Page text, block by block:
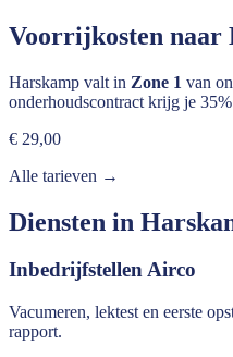
Voorrijkosten naar
Harskamp valt in Zone 1 van
onderhoudscontract krijg je
€ 29,00
Alle tarieven →
Diensten in
Inbedrijfstellen Airco
Vacumeren, lektest en eerste
rapport.